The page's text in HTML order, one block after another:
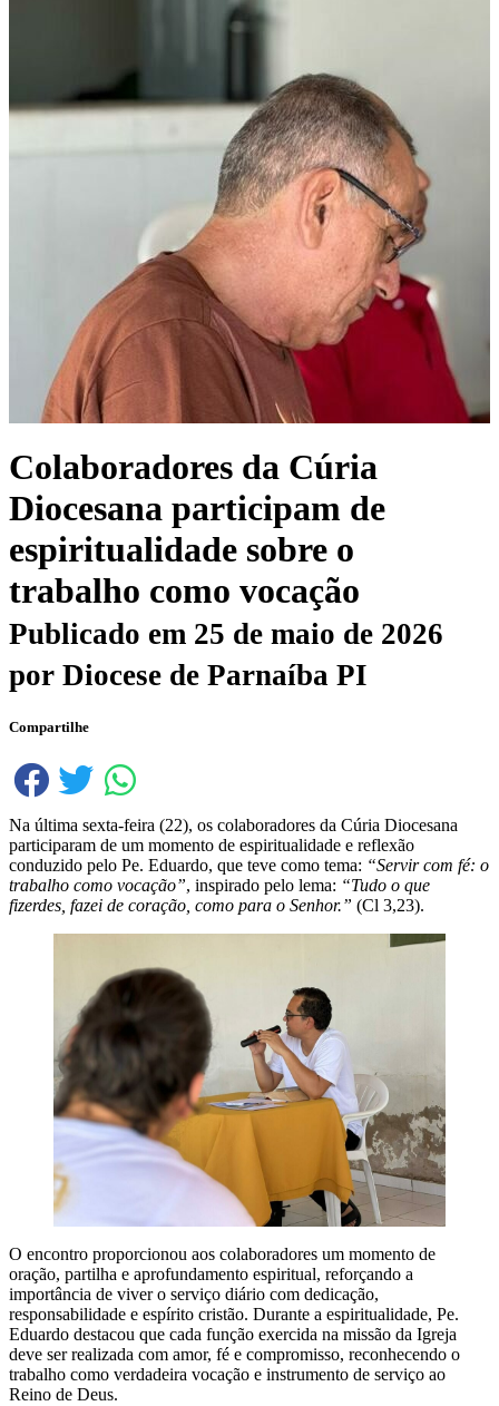
Colaboradores da Cúria
Diocesana participam de
espiritualidade sobre o
trabalho como vocação
Publicado em 25 de maio de 2026
por Diocese de Parnaíba PI
Compartilhe
Na última sexta-feira (22), os colaboradores da Cúria Diocesana
participaram de um momento de espiritualidade e reflexão
conduzido pelo Pe. Eduardo, que teve como tema: “Servir com fé: o
trabalho como vocação”, inspirado pelo lema: “Tudo o que
fizerdes, fazei de coração, como para o Senhor.” (Cl 3,23).
O encontro proporcionou aos colaboradores um momento de
oração, partilha e aprofundamento espiritual, reforçando a
importância de viver o serviço diário com dedicação,
responsabilidade e espírito cristão. Durante a espiritualidade, Pe.
Eduardo destacou que cada função exercida na missão da Igreja
deve ser realizada com amor, fé e compromisso, reconhecendo o
trabalho como verdadeira vocação e instrumento de serviço ao
Reino de Deus.